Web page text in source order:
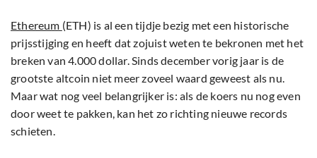
Ethereum (ETH) is al een tijdje bezig met een historische
prijsstijging en heeft dat zojuist weten te bekronen met het
breken van 4.000 dollar. Sinds december vorig jaar is de
grootste altcoin niet meer zoveel waard geweest als nu.
Maar wat nog veel belangrijker is: als de koers nu nog even
door weet te pakken, kan het zo richting nieuwe records
schieten.